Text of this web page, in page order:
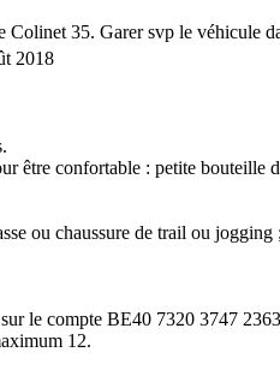
Colinet 35. Garer svp le véhicule
2018
être confortable : petite bouteille
ou chaussure de trail ou
le compte BE40 7320 3747
12.